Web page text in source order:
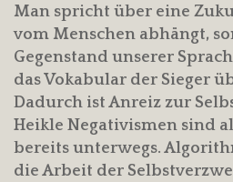
Man spricht über eine
vom Menschen abhängt,
Gegenstand unserer
das Vokabular der Sieger
Dadurch ist Anreiz zur
Heikle Negativismen sind
bereits unterwegs.
die Arbeit der